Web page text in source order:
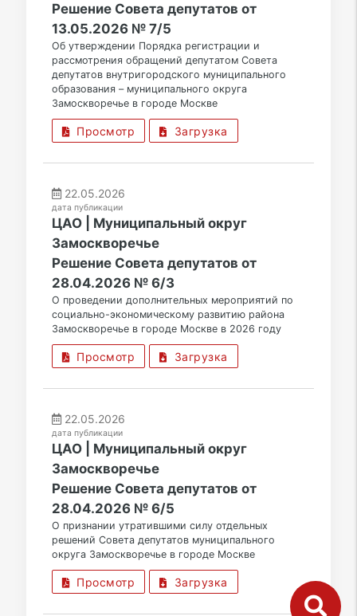
Решение Совета депутатов от
13.05.2026 № 7/5
Об утверждении Порядка регистрации и
рассмотрения обращений депутатом Совета
депутатов внутригородского муниципального
образования – муниципального округа
Замоскворечье в городе Москве
Просмотр Загрузка
22.05.2026
дата публикации
ЦАО | Муниципальный округ
Замоскворечье
Решение Совета депутатов от
28.04.2026 № 6/3
О проведении дополнительных мероприятий по
социально-экономическому развитию района
Замоскворечье в городе Москве в 2026 году
Просмотр Загрузка
22.05.2026
дата публикации
ЦАО | Муниципальный округ
Замоскворечье
Решение Совета депутатов от
28.04.2026 № 6/5
О признании утратившими силу отдельных
решений Совета депутатов муниципального
округа Замоскворечье в городе Москве
Просмотр Загрузка